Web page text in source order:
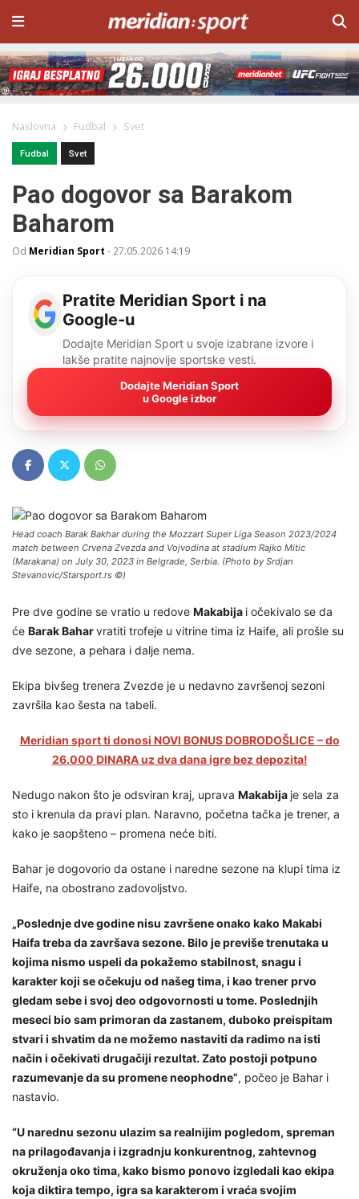
Naslovna Fudbal Svet
Fudbal Svet
Pao dogovor sa Barakom
Baharom
Od Meridian Sport - 27.05.2026 14:19
Pratite Meridian Sport i na
Google-u
Dodajte Meridian Sport u svoje izabrane izvore i
lakše pratite najnovije sportske vesti.
Dodajte Meridian Sport
u Google izbor
Head coach Barak Bakhar during the Mozzart Super Liga Season 2023/2024
match between Crvena Zvezda and Vojvodina at stadium Rajko Mitic
(Marakana) on July 30, 2023 in Belgrade, Serbia. (Photo by Srdjan
Stevanovic/Starsport.rs ©)
Pre dve godine se vratio u redove Makabija i očekivalo se da
će Barak Baharvratiti trofeje u vitrine tima iz Haife, ali prošle su
dve sezone, a pehara i dalje nema.
Ekipa bivšeg trenera Zvezde je u nedavno završenoj sezoni
završila kao šesta na tabeli.
Meridian sport ti donosi NOVI BONUS DOBRODOŠLICE – do
26.000 DINARA uz dva dana igre bez depozita!
Nedugo nakon što je odsviran kraj, uprava Makabija je sela za
sto i krenula da pravi plan. Naravno, početna tačka je trener, a
kako je saopšteno – promena neće biti.
Bahar je dogovorio da ostane i naredne sezone na klupi tima iz
Haife, na obostrano zadovoljstvo.
„Poslednje dve godine nisu završene onako kako Makabi
Haifa treba da završava sezone. Bilo je previše trenutaka u
kojima nismo uspeli da pokažemo stabilnost, snagu i
karakter koji se očekuju od našeg tima, i kao trener prvo
gledam sebe i svoj deo odgovornosti u tome. Poslednjih
meseci bio sam primoran da zastanem, duboko preispitam
stvari i shvatim da ne možemo nastaviti da radimo na isti
način i očekivati drugačiji rezultat. Zato postoji potpuno
razumevanje da su promene neophodne”, počeo je Bahar i
nastavio.
“U narednu sezonu ulazim sa realnijim pogledom, spreman
na prilagođavanja i izgradnju konkurentnog, zahtevnog
okruženja oko tima, kako bismo ponovo izgledali kao ekipa
koja diktira tempo, igra sa karakterom i vraća svojim